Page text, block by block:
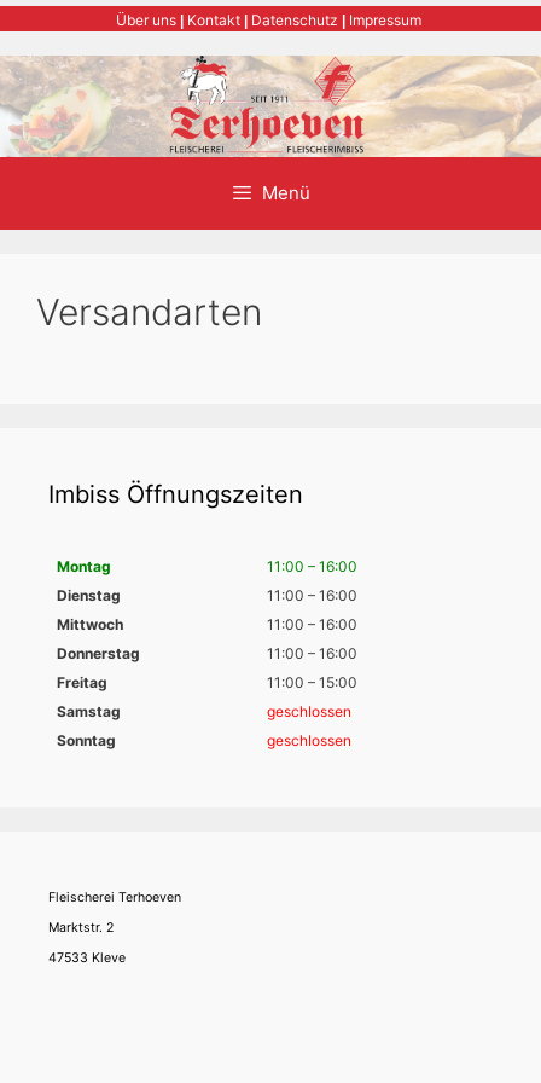
springen
Über uns Kontakt Datenschutz Impressum
Menü
Versandarten
Imbiss Öffnungszeiten
Montag
11:00 – 16:00
Dienstag
11:00 – 16:00
Mittwoch
11:00 – 16:00
Donnerstag
11:00 – 16:00
Freitag
11:00 – 15:00
Samstag
geschlossen
Sonntag
geschlossen
Fleischerei Terhoeven
Marktstr. 2
47533 Kleve